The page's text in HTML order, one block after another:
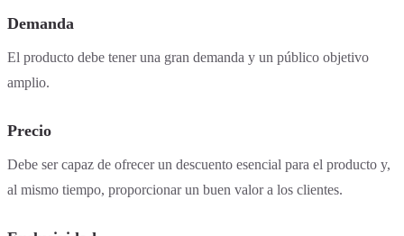
Demanda
El producto debe tener una gran demanda y un público objetivo
amplio.
Precio
Debe ser capaz de ofrecer un descuento esencial para el producto y,
al mismo tiempo, proporcionar un buen valor a los clientes.